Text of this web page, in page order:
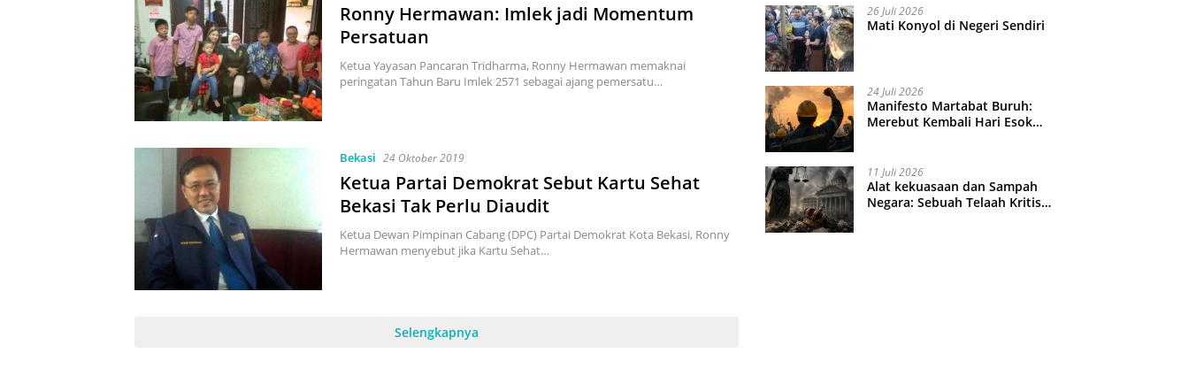
Ronny Hermawan: Imlek jadi Momentum
Persatuan
Ketua Yayasan Pancaran Tridharma, Ronny Hermawan memaknai
peringatan Tahun Baru Imlek 2571 sebagai ajang pemersatu…
Bekasi 24 Oktober 2019
Ketua Partai Demokrat Sebut Kartu Sehat
Bekasi Tak Perlu Diaudit
Ketua Dewan Pimpinan Cabang (DPC) Partai Demokrat Kota Bekasi, Ronny
Hermawan menyebut jika Kartu Sehat…
Selengkapnya
26 Juli 2026
Mati Konyol di Negeri Sendiri
24 Juli 2026
Manifesto Martabat Buruh:
Merebut Kembali Hari Esok
11 Juli 2026
Alat kekuasaan dan Sampah
Negara: Sebuah Telaah Kritis